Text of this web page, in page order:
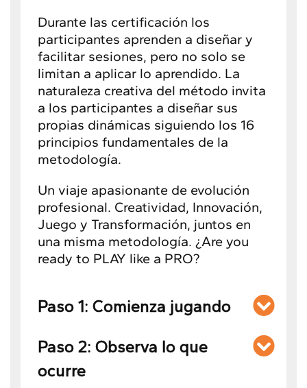
Durante las certificación los
participantes aprenden a diseñar y
facilitar sesiones, pero no solo se
limitan a aplicar lo aprendido. La
naturaleza creativa del método invita
a los participantes a diseñar sus
propias dinámicas siguiendo los 16
principios fundamentales de la
metodología.
Un viaje apasionante de evolución
profesional. Creatividad, Innovación,
Juego y Transformación, juntos en
una misma metodología. ¿Are you
ready to PLAY like a PRO?
Paso 1: Comienza jugando
Paso 2: Observa lo que
ocurre